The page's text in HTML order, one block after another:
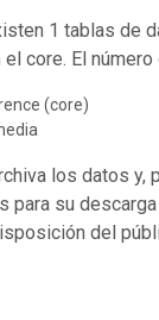
1 tablas de
core. El
(core)
los datos
para su
del